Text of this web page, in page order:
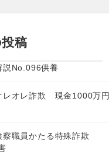
稿
説No.096供養
レオレ詐欺 現金1000万円
察職員かたる特殊詐欺